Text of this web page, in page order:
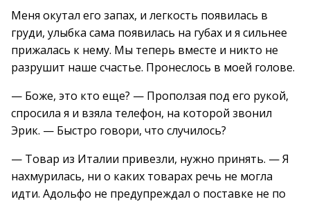
Меня окутал его запах, и легкость появилась в
груди, улыбка сама появилась на губах и я сильнее
прижалась к нему. Мы теперь вместе и никто не
разрушит наше счастье. Пронеслось в моей голове.
— Боже, это кто еще? — Проползая под его рукой,
спросила я и взяла телефон, на которой звонил
Эрик. — Быстро говори, что случилось?
— Товар из Италии привезли, нужно принять. — Я
нахмурилась, ни о каких товарах речь не могла
идти. Адольфо не предупреждал о поставке не по